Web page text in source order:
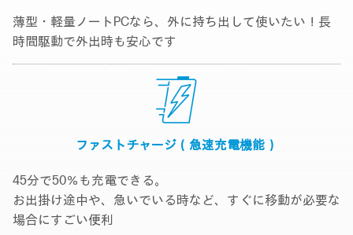
薄型・軽量ノートPCなら、外に持ち出して使いたい！長
時間駆動で外出時も安心です
ファストチャージ （急速充電機能）
45分で50％も充電できる。
お出掛け途中や、急いでいる時など、すぐに移動が必要な
場合にすごい便利